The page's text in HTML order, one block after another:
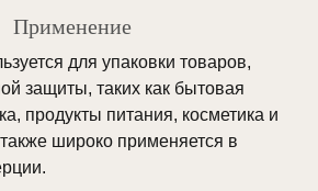
Применение
для упаковки товаров,
защиты, таких как бытовая
продукты питания, косметика и
широко применяется в